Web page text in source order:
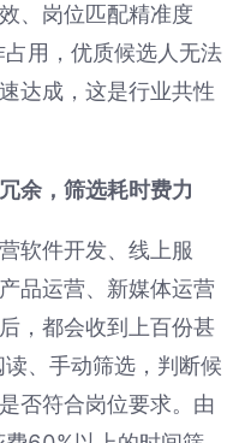
、岗位匹配精准度
用，优质候选人无法
达成，这是行业共性
余，筛选耗时费力
软件开发、线上服
品运营、新媒体运营
，都会收到上百份甚
、手动筛选，判断候
否符合岗位要求。由